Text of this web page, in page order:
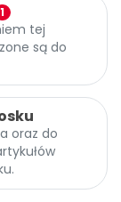
1
tej
są do
oraz do